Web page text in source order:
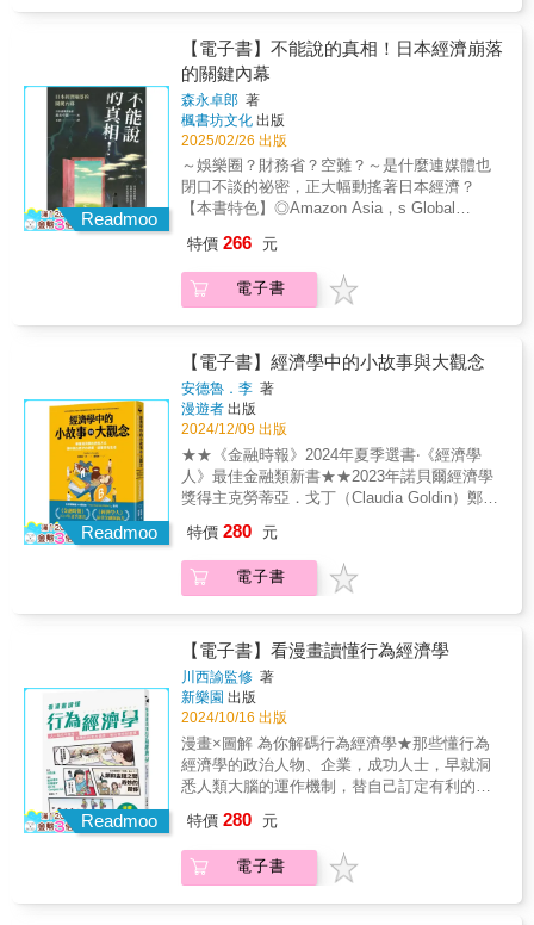
發的重要關鍵。【第6堂課】從經濟學角度看戰
爭，有新解？過去打勝仗可獲得賠款和殖民
地，而當代戰爭的唯一經濟利益是獲取自然資
源，因為掌握經濟資源，能為國家帶來龐大的
利益。【課後學習】財政政策又是什麼？與貨
幣政策相輔相成，透過實施公共工程和減稅來
刺激經濟。◎本書特色1. 最淺顯易懂的總經讀
本，圖解6堂課快速掌握原理原則豐富生活實例
（烤肉、Youtuber、Netflix、超市、日本動漫
等）和新聞熱點的總體經濟入門書，讓你無痛
利的投資、工作、生活決策。2. 師生一問一
答，風格平易近人、輔以圖解去蕪存菁最低限
度的總體經濟學知識範疇，在沉浸式環境下的
解讓你印象更深刻，幫助你零基礎都學得會。
3. 作者著作熱銷百萬冊，最了解經濟學入門者
的學習痛點東大教授從1981開始至今，針對學
生和社會人士量身打造的經濟學基礎內容。新
手不懂、易錯之處，都由經驗豐富的作者一一
擊破。◎好評推薦（按姓氏筆畫排列）Joe｜
Joes investment作者許繼元∕Mr. Market市場先
與生活最相關的經濟學知識。用淺顯易懂白話
的圖文解說，並且以日本經濟與政策的實際案
例，讓讀者看見真實世界的運作，而非停留在
理論。這是一本專為新手打造的入門書，能幫
你會有所啟發。」──許繼元∕Mr. Market市場先
生，財經作家「井堀利宏教授提供了一本相對
淺顯易懂的工具書，透過簡易的例子和解說，
讓讀者快速了解總體經濟的許多概念。了解整
個經濟學資料庫太困難了，也沒有必要，但理
解生活周遭可能遇到的經濟原理與國際經濟現
象，我認為是必要的，這本工具書能高效率的
達成。」──Joe，Joes investment作者
究及撰寫財經觀察文章，對於經濟態勢的轉換
知名指標，再進一步列舉出容易取得，但多數
人往往不太理解實義的經濟指標。同時，作者
以個人經驗出發，就投資實務層面、以簡潔有
趣的方式詮釋它們，帶領讀者有效掌握經濟情
勢的先機！本書原文版亦是權威知名的「《華
爾街日報》指南」（The Wall Street Journal
Guide to）系列叢書之一，書中除了嚴選介紹
50個重大經濟指標的特點外，更特別的是在每
議」，讓讀者不只「讀懂指標」，更了解如何
「因為指標表現擬定自己的投資下一步」。從
掌握目前「投資圈氛圍有多恐懼」的「芝加哥
選擇權交易所波動率指數」（VIX）到可由生活
環境的餐廳裡即可觀察的「大麥克漢堡」與
「狐狸精（辣妹服務生）指數」（VINEX），
本書將是你測知世界與產業「經濟溫度」的最
佳趣味知識工具。也是個人進入投資市場的最
好幫手！〔讀得懂又好用、手邊一定要有速查
經濟指南〕‧順著商業循環的波動投資，而不是
只跟隨大環境價格上漲時投資。‧縝密地關照經
濟大勢，而不是被特定投資標的牽著鼻子走。‧
參考及時、準確、獨特，且與現實環境高度連
動的經濟指標，而不是「聽到什麼好就買什
就懂得如何採取行動、保護資金的基本「重要
數字敏感度」！
本書問世。」「這本書不只是我長達40年研究
人生的集大成，同時也是我的遺書。」——森
永卓郎這是一場要喚醒大眾，對現況展開控訴
的行動。因為內容太過禁忌、牽動著社會黑暗
面，從前作《ザイム真理教》（財務真理教，
暫譯），就經歷了困難出版之路的森永先生，
即使要再次面對媒體的無聲默契，以及一旦開
口便恐遭封殺的威脅，也毅然決然為了揭發真
相挺身而出、做拋磚引玉之人。◤日本社會三
大不可碰觸「禁忌」◢①傑尼斯性侵害醜聞②
班機空難◤這些「禁忌」的相同之處⋯⋯？◢•
握有絕對權力的人，對人權、人命、財產進行
嚴重侵害。•媒體有所隱藏、保持沉默，使受害
漠視不管的態度。•殘酷的事實逐漸成為社會的
一部分。作者以數十年的媒體經驗，直指媒體
沉默與權力結構勾結的深層問題，從而揭露有
著輝煌過往的日本，經濟各方面逐漸倒退的困
境癥結點⋯⋯台灣在許多領域上長年借鑑日
本，本書同時作為一面鏡子，讓台灣讀者反思
我們身處的社會，是否也存在類似的隱藏問
之於眾的真相，不只要仰賴吹哨者之力，更需
要群眾對事件的關注與重視。沉默的代價是產
生更多受害者，千萬不要抱著置身事外的心
Readmoo
【電子書】不能說的真相！日本經濟崩落
的關鍵內幕
森永卓郎 著
楓書坊文化 出版
2025/02/26 出版
～娛樂圈？財務省？空難？～是什麼連媒體也
閉口不談的祕密，正大幅動搖著日本經濟？
【本書特色】◎Amazon Asia，s Global
一！◎真實案例、大膽筆觸，直擊最敏感話
題！◎日本泡沫經濟破裂的驚人實情？推翻你
的認知！「2023年12月，醫生宣告我罹患了第4
本書問世。」「這本書不只是我長達40年研究
人生的集大成，同時也是我的遺書。」——森
永卓郎這是一場要喚醒大眾，對現況展開控訴
的行動。因為內容太過禁忌、牽動著社會黑暗
面，從前作《ザイム真理教》（財務真理教，
暫譯），就經歷了困難出版之路的森永先生，
即使要再次面對媒體的無聲默契，以及一旦開
口便恐遭封殺的威脅，也毅然決然為了揭發真
相挺身而出、做拋磚引玉之人。◤日本社會三
財務省邪教式的財政緊縮主義③日本航空123號
班機空難◤這些「禁忌」的相同之處⋯⋯？◢•
握有絕對權力的人，對人權、人命、財產進行
嚴重侵害。•媒體有所隱藏、保持沉默，使受害
狀況進一步擴大。•警察、檢察官也對真相採取
漠視不管的態度。•殘酷的事實逐漸成為社會的
一部分。作者以數十年的媒體經驗，直指媒體
沉默與權力結構勾結的深層問題，從而揭露有
著輝煌過往的日本，經濟各方面逐漸倒退的困
境癥結點⋯⋯台灣在許多領域上長年借鑑日
本，本書同時作為一面鏡子，讓台灣讀者反思
我們身處的社會，是否也存在類似的隱藏問
題？所謂「忽視也是一種加害」，那些應該公
之於眾的真相，不只要仰賴吹哨者之力，更需
要群眾對事件的關注與重視。沉默的代價是產
特價 266 元
電子書
Readmoo
【電子書】經濟學中的小故事與大觀念
安德魯．李 著
漫遊者 出版
2024/12/09 出版
★★《金融時報》2024年夏季選書‧《經濟學
人》最佳金融類新書★★2023年諾貝爾經濟學
獎得主克勞蒂亞．戈丁（Claudia Goldin）鄭重
本吧！」◆──全球暢銷逾50萬冊的「The
Shortest History」系列──只要花一個下午閱
讀，就能獲得改變人生的知識與觀點◆不需具
解的大觀念讓經濟學家帶你穿越時空，用經濟
學的眼光解讀世界。哈佛出身的經濟學家安德
魯‧李以極短的篇幅，平易近人的文筆，透過人
類文明發展過程中的故事，帶領讀者認識經濟
學的重要觀念與人物、探討歷史事件背後的經
濟力量，並思考當前面臨的問題。▌從故事中了
解經濟學的大觀念⊙專業分工：當福特汽車從屠
宰場得到靈感，建立生產線流程之後，汽車從
此得以大量生產，成為許多人負擔得起的商
要。⊙誘因：二戰後許多家電用品的普及與避孕
藥的發明，大幅改變了婦女的生活，為女性投
入時間金錢於教育創造了強大誘因，女性也大
特價 280 元
電子書
Readmoo
【電子書】看漫畫讀懂行為經濟學
川西諭監修 著
新樂園 出版
2024/10/16 出版
漫畫×圖解 為你解碼行為經濟學★那些懂行為
經濟學的政治人物、企業，成功人士，早就洞
悉人類大腦的運作機制，替自己訂定有利的決
行為經濟學家，早已投身研究人類大腦運作與
行為之間的祕密。點出人類和我們想得不一樣
★老是做錯決定、想要洞察人心者必讀！人類
特價 280 元
電子書